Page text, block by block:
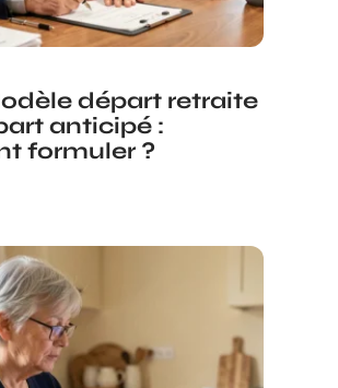
départ retraite
anticipé :
formuler ?